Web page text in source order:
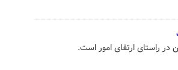
راستای ارتقای امور است.